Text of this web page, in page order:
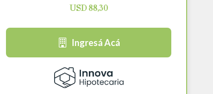
USD 88,30
Ingresá Acá